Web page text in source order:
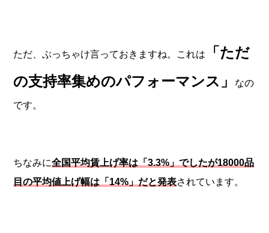
ただ、ぶっちゃけ言っておきますね。これは
「ただ
の支持率集めのパフォーマンス」
なの
です。
ちなみに全国平均賃上げ率は「3.3%」でしたが18000品
目の平均値上げ幅は「14%」だと発表されています。